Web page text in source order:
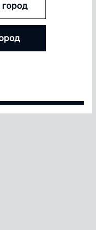
СКИДКА
и увеличивайте
до 15%
город